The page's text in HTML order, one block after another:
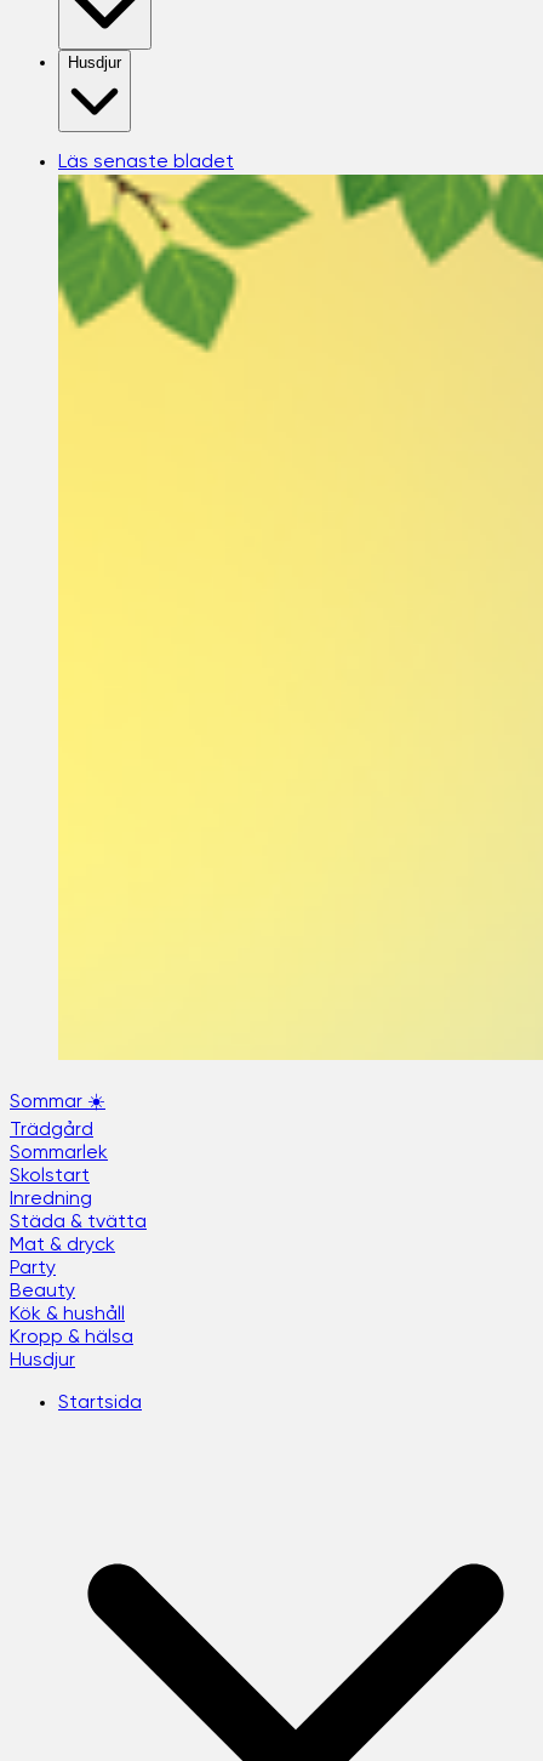
Husdjur
Läs senaste bladet
Sommar ☀️
Trädgård
Sommarlek
Skolstart
Inredning
Städa & tvätta
Mat & dryck
Party
Beauty
Kök & hushåll
Kropp & hälsa
Husdjur
Startsida